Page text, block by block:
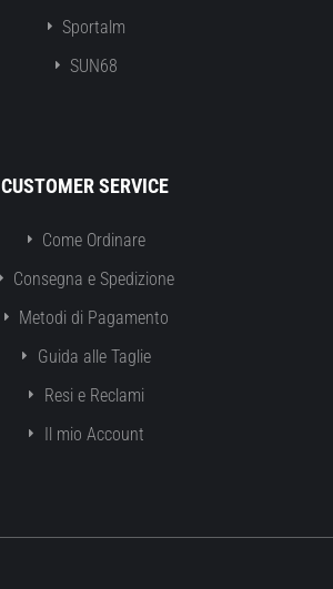
Sportalm
SUN68
CUSTOMER SERVICE
Come Ordinare
Consegna e Spedizione
Metodi di Pagamento
Guida alle Taglie
Resi e Reclami
Il mio Account